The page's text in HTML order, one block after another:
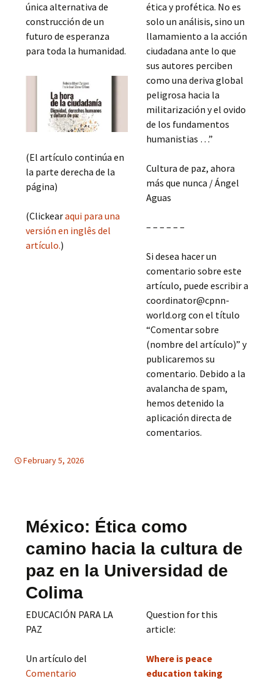
única alternativa de
construcción de un
futuro de esperanza
para toda la humanidad.
(El artículo continúa en
la parte derecha de la
página)
(Clickearaqui para una
versión en inglês del
artículo.)
ética y profética. No es
solo un análisis, sino un
llamamiento a la acción
ciudadana ante lo que
sus autores perciben
como una deriva global
peligrosa hacia la
militarización y el ovido
de los fundamentos
humanistias …”
Cultura de paz, ahora
más que nunca / Ángel
Aguas
– – – – – –
Si desea hacer un
comentario sobre este
artículo, puede escribir a
coordinator@cpnn-
world.org con el título
“Comentar sobre
(nombre del artículo)” y
publicaremos su
comentario. Debido a la
avalancha de spam,
hemos detenido la
aplicación directa de
comentarios.
February 5, 2026
México: Ética como
camino hacia la cultura de
paz en la Universidad de
Colima
EDUCACIÓN PARA LA
PAZ
Un artículo del
Comentario
Question for this
article:
Where is peace
education taking